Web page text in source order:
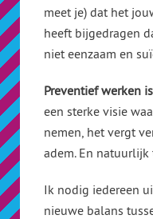
meet je) dat het
heeft bijgedragen
niet eenzaam en
Preventief werken
een sterke visie
nemen, het vergt
adem. En
Ik nodig iedereen
nieuwe balans